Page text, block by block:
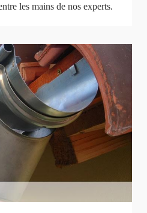
les mains de nos experts.